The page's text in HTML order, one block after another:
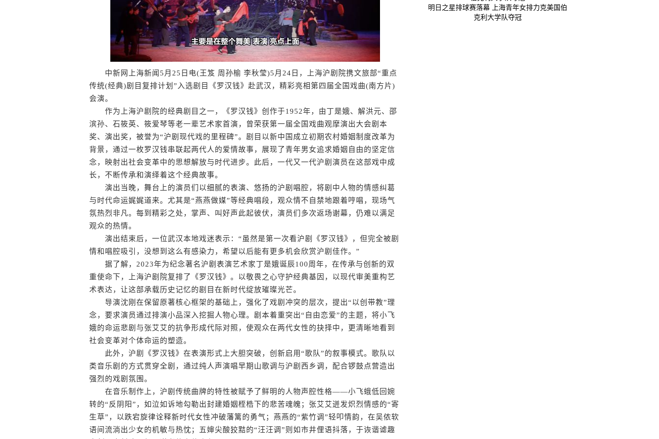
中新网上海新闻5月25日电(王笈 周孙榆 李秋莹)5月24日，上海沪剧院携文旅部“重点
传统(经典)剧目复排计划”入选剧目《罗汉钱》赴武汉，精彩亮相第四届全国戏曲(南方片)
会演。
作为上海沪剧院的经典剧目之一，《罗汉钱》创作于1952年，由丁是娥、解洪元、邵
滨孙、石筱英、筱爱琴等老一辈艺术家首演，曾荣获第一届全国戏曲观摩演出大会剧本
奖、演出奖，被誉为“沪剧现代戏的里程碑”。剧目以新中国成立初期农村婚姻制度改革为
背景，通过一枚罗汉钱串联起两代人的爱情故事，展现了青年男女追求婚姻自由的坚定信
念，映射出社会变革中的思想解放与时代进步。此后，一代又一代沪剧演员在这部戏中成
长，不断传承和演绎着这个经典故事。
演出当晚，舞台上的演员们以细腻的表演、悠扬的沪剧唱腔，将剧中人物的情感纠葛
与时代命运娓娓道来。尤其是“燕燕做媒”等经典唱段，观众情不自禁地跟着哼唱，现场气
氛热烈非凡。每到精彩之处，掌声、叫好声此起彼伏，演员们多次返场谢幕，仍难以满足
观众的热情。
演出结束后，一位武汉本地戏迷表示：“虽然是第一次看沪剧《罗汉钱》，但完全被剧
情和唱腔吸引，没想到这么有感染力，希望以后能有更多机会欣赏沪剧佳作。”
据了解，2023年为纪念著名沪剧表演艺术家丁是娥诞辰100周年，在传承与创新的双
重使命下，上海沪剧院复排了《罗汉钱》。以敬畏之心守护经典基因，以现代审美重构艺
术表达，让这部承载历史记忆的剧目在新时代绽放璀璨光芒。
导演沈刚在保留原著核心框架的基础上，强化了戏剧冲突的层次，提出“以创带教”理
念，要求演员通过排演小品深入挖掘人物心理。剧本着重突出“自由恋爱”的主题，将小飞
娥的命运悲剧与张艾艾的抗争形成代际对照，使观众在两代女性的抉择中，更清晰地看到
社会变革对个体命运的塑造。
此外，沪剧《罗汉钱》在表演形式上大胆突破，创新启用“歌队”的叙事模式。歌队以
类音乐剧的方式贯穿全剧，通过纯人声演唱早期山歌调与沪剧西乡调，配合锣鼓点营造出
强烈的戏剧氛围。
在音乐制作上，沪剧传统曲牌的特性被赋予了鲜明的人物声腔性格——小飞蛾低回婉
转的“反阴阳”，如泣如诉地勾勒出封建婚姻桎梏下的悲苦魂魄；张艾艾迸发炽烈情感的“寄
生草”，以跌宕旋律诠释新时代女性冲破藩篱的勇气；燕燕的“紫竹调”轻叩情韵，在吴侬软
语间流淌出少女的机敏与热忱；五婶尖酸狡黠的“汪汪调”则如市井俚语抖落，于诙谐谑趣
明日之星排球赛落幕 上海青年女排力克美国伯
克利大学队夺冠